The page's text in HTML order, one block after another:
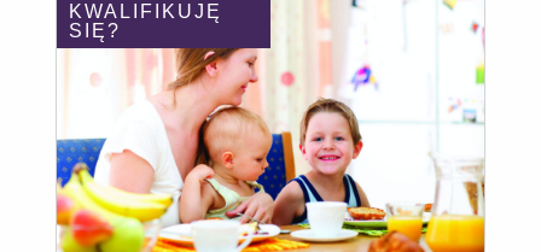
KWALIFIKUJĘ
SIĘ?